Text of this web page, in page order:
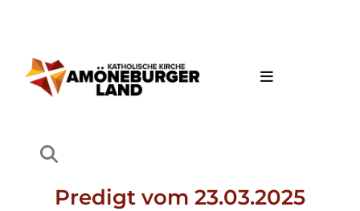
Predigt vom 23.03.2025